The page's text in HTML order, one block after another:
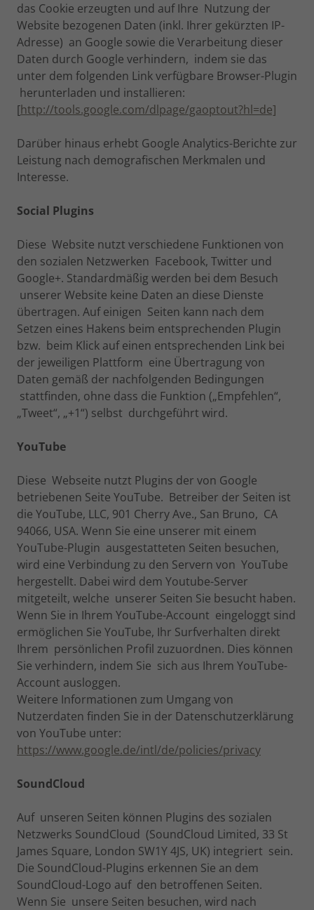
das Cookie erzeugten und auf Ihre Nutzung der
Website bezogenen Daten (inkl. Ihrer gekürzten IP-
Adresse) an Google sowie die Verarbeitung dieser
Daten durch Google verhindern, indem sie das
unter dem folgenden Link verfügbare Browser-Plugin
herunterladen und installieren:
[http://tools.google.com/dlpage/gaoptout?hl=de]
Darüber hinaus erhebt Google Analytics-Berichte zur
Leistung nach demografischen Merkmalen und
Interesse.
Social Plugins
Diese Website nutzt verschiedene Funktionen von
den sozialen Netzwerken Facebook, Twitter und
Google+. Standardmäßig werden bei dem Besuch
unserer Website keine Daten an diese Dienste
übertragen. Auf einigen Seiten kann nach dem
Setzen eines Hakens beim entsprechenden Plugin
bzw. beim Klick auf einen entsprechenden Link bei
der jeweiligen Plattform eine Übertragung von
Daten gemäß der nachfolgenden Bedingungen
stattfinden, ohne dass die Funktion („Empfehlen“,
„Tweet“, „+1“) selbst durchgeführt wird.
YouTube
Diese Webseite nutzt Plugins der von Google
betriebenen Seite YouTube. Betreiber der Seiten ist
die YouTube, LLC, 901 Cherry Ave., San Bruno, CA
94066, USA. Wenn Sie eine unserer mit einem
YouTube-Plugin ausgestatteten Seiten besuchen,
wird eine Verbindung zu den Servern von YouTube
hergestellt. Dabei wird dem Youtube-Server
mitgeteilt, welche unserer Seiten Sie besucht haben.
Wenn Sie in Ihrem YouTube-Account eingeloggt sind
ermöglichen Sie YouTube, Ihr Surfverhalten direkt
Ihrem persönlichen Profil zuzuordnen. Dies können
Sie verhindern, indem Sie sich aus Ihrem YouTube-
Account ausloggen.
Weitere Informationen zum Umgang von
Nutzerdaten finden Sie in der Datenschutzerklärung
von YouTube unter:
https://www.google.de/intl/de/policies/privacy
SoundCloud
Auf unseren Seiten können Plugins des sozialen
Netzwerks SoundCloud (SoundCloud Limited, 33 St
James Square, London SW1Y 4JS, UK) integriert sein.
Die SoundCloud-Plugins erkennen Sie an dem
SoundCloud-Logo auf den betroffenen Seiten.
Wenn Sie unsere Seiten besuchen, wird nach